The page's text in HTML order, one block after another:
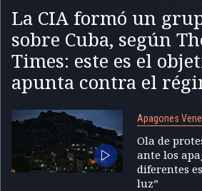
La CIA formó un
sobre Cuba, según
Times: este es el
apunta contra el
Apagones
Ola de
ante los
diferentes
luz”